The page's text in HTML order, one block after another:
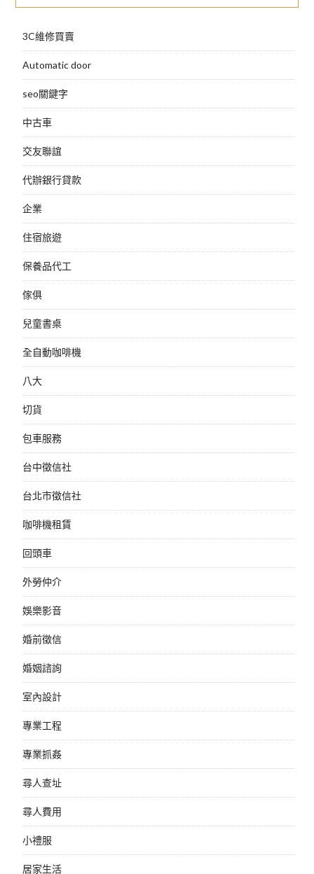
3C維修買賣
Automatic door
seo關鍵字
中古車
交友聯誼
代辦銀行貸款
企業
住宿旅遊
保養品代工
傢俱
兒童書桌
全自動咖啡機
八大
切貨
包車服務
台中徵信社
台北市徵信社
咖啡機租賃
回頭車
外勞仲介
娛樂影音
婚前徵信
婚姻諮詢
室內設計
專業工程
專業抓姦
尋人查址
尋人費用
小禮服
居家生活